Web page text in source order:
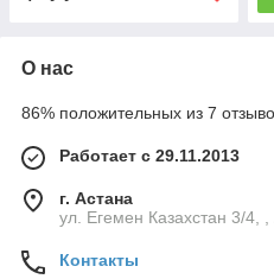
О нас
86% положительных из 7
Работает с 29.11.2013
г. Астана
ул. Егемен Казахстан 3/4, ,
Контакты